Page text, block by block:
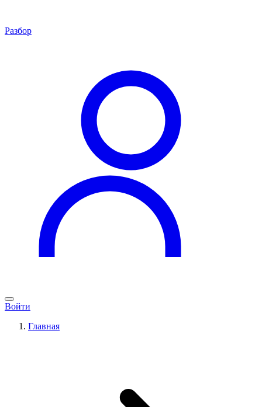
Разбор
Войти
Главная